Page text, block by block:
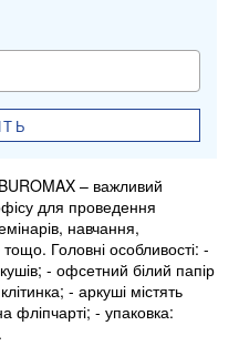
– важливий
для проведення
навчання,
Головні особливості: -
- офсетний білий папір
- аркуші містять
фліпчарті; - упаковка: